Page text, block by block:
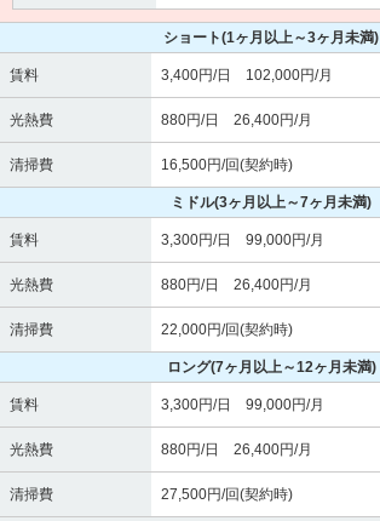
ショート(1ヶ月以上～3ヶ月未満)
賃料 3,400円/日 102,000円/月
光熱費 880円/日 26,400円/月
清掃費 16,500円/回(契約時)
ミドル(3ヶ月以上～7ヶ月未満)
賃料 3,300円/日 99,000円/月
光熱費 880円/日 26,400円/月
清掃費 22,000円/回(契約時)
ロング(7ヶ月以上～12ヶ月未満)
賃料 3,300円/日 99,000円/月
光熱費 880円/日 26,400円/月
清掃費 27,500円/回(契約時)